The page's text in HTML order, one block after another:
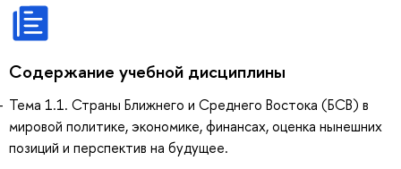
Содержание учебной дисциплины
Тема 1.1. Страны Ближнего и Среднего Востока (БСВ) в
мировой политике, экономике, финансах, оценка нынешних
позиций и перспектив на будущее.